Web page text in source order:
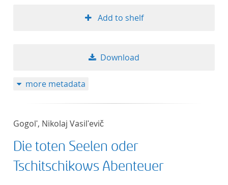
Add to shelf
Download
more metadata
Gogolʹ, Nikolaj Vasilʹevič
Die toten Seelen oder
Tschitschikows Abenteuer